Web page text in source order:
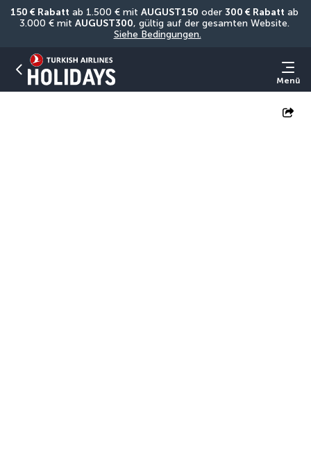
150 € Rabatt ab 1.500 € mit AUGUST150 oder 300 € Rabatt ab
3.000 € mit AUGUST300
Siehe Bedingungen.
Menü